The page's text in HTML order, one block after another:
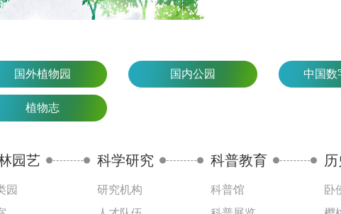
国外植物园 国内公园 中国数
植物志
园艺
园
科学研究
研究机构
科普教育
科普馆
卧